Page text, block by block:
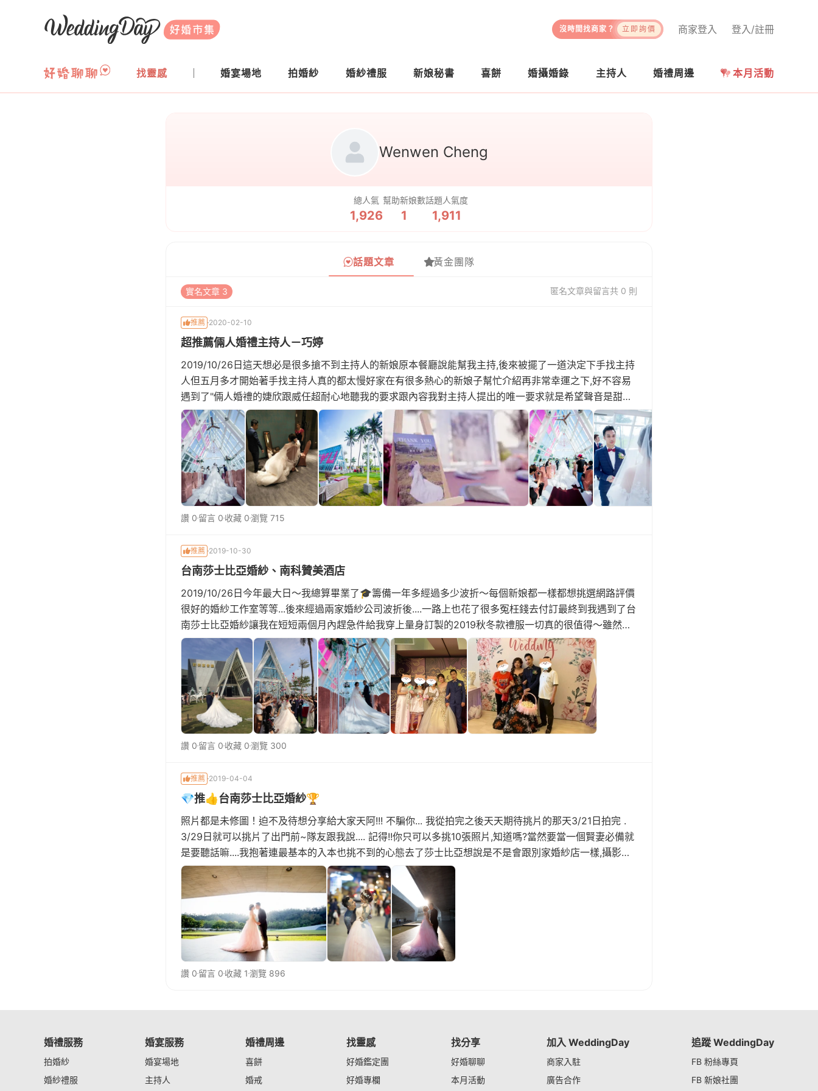
WeddingDay 好婚市集
登入/註冊
商家登入
沒時間找商家？ 立即詢價
找靈感 婚宴場地 拍婚紗 婚紗禮服 新娘秘書 喜餅 婚攝婚錄 主持人 婚禮周邊 本月活動
Wenwen Cheng
總人氣
1,926
幫助新娘數
1
話題人氣度
1,911
話題文章 黃金團隊
實名文章 3 匿名文章與留言共 0 則
推薦 2020-02-10
超推薦倆人婚禮主持人－巧婷
2019/10/26日這天想必是很多搶不到主持人的新娘原本餐廳說能幫我主持,後來被擺了一道決定下手找主持
人但五月多才開始著手找主持人真的都太慢好家在有很多熱心的新娘子幫忙介紹再非常幸運之下,好不容易
遇到了"倆人婚禮的婕欣跟威任超耐心地聽我的要求跟內容我對主持人提出的唯一要求就是希望聲音是甜美
的希望走的風格是溫馨浪漫的婚禮,婕欣立馬推薦了[巧婷]公認聲音是最甜的主持人! 也傳
讚 0 留言 0 收藏 0瀏覽 715
推薦 2019-10-30
台南莎士比亞婚紗、南科贊美酒店
2019/10/26日今年最大日～我總算畢業了🎓籌備一年多經過多少波折～每個新娘都一樣都想挑選網路評價
很好的婚紗工作室等等...後來經過兩家婚紗公司波折後....一路上也花了很多冤枉錢去付訂最終到我遇到了台
南莎士比亞婚紗讓我在短短兩個月內趕急件給我穿上量身訂製的2019秋冬款禮服一切真的很值得～雖然很
多人都會覺得老牌婚紗公司總
讚 0 留言 0 收藏 0瀏覽 300
推薦 2019-04-04
💎推👍台南莎士比亞婚紗🏆
照片都是未修圖！迫不及待想分享給大家天阿!!! 不騙你... 我從拍完之後天天期待挑片的那天3/21日拍完 .
3/29日就可以挑片了出門前~隊友跟我說.... 記得!!你只可以多挑10張照片,知道嗎?當然要當一個賢妻必備就
是要聽話嘛....我抱著連最基本的入本也挑不到的心態去了莎士比亞想說是不是會跟別家婚紗店一樣,攝影師
或是門市人員會陪坐操作滑鼠結果!!! 竟然都沒有
讚 0 留言 0 收藏 1 瀏覽 896
婚禮服務
拍婚紗
婚紗禮服
婚宴服務
婚宴場地
主持人
婚禮周邊
喜餅
婚戒
找靈感
好婚鑑定團
好婚專欄
找分享
好婚聊聊
本月活動
加入 WeddingDay
商家入駐
廣告合作
追蹤 WeddingDay
FB 粉絲專頁
FB 新娘社團